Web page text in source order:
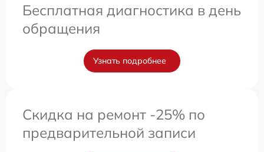
Бесплатная диагностика в день
обращения
Узнать подробнее
Скидка на ремонт -25% по
предварительной записи